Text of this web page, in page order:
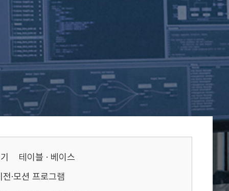
테이블 · 베이스
전·모션 프로그램